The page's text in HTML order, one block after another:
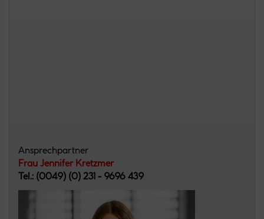
Ansprechpartner
Frau Jennifer Kretzmer
Tel.: (0049) (0) 231 - 9696 439